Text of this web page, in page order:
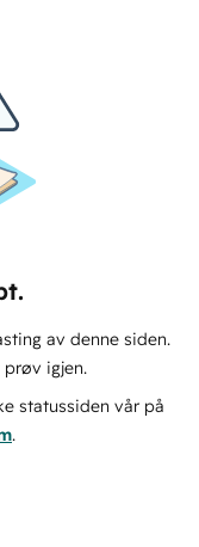
av denne siden.
igjen.
statussiden vår på
.